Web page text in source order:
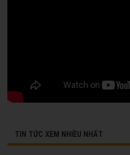
TIN TỨC XEM NHIỀU NHẤT